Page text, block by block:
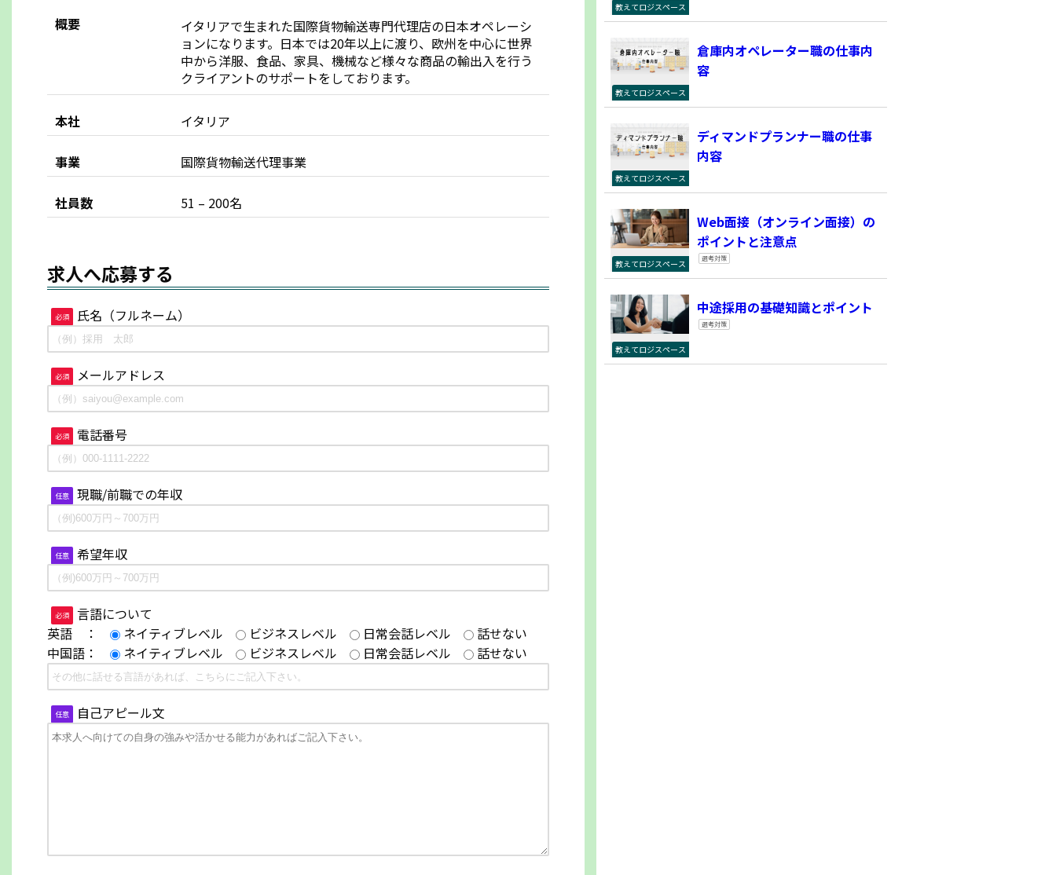
概要
イタリアで生まれた国際貨物輸送専門代理店の日本オペレーシ
ョンになります。日本では20年以上に渡り、欧州を中心に世界
中から洋服、食品、家具、機械など様々な商品の輸出入を行う
クライアントのサポートをしております。
本社 イタリア
事業 国際貨物輸送代理事業
社員数 51 – 200名
求人へ応募する
必須 氏名（フルネーム）
必須 メールアドレス
必須 電話番号
任意 現職/前職での年収
任意 希望年収
必須
言語について
英語 ：
ネイティブレベル ビジネスレベル 日常会話レベル
話せない
中国語：
ネイティブレベル ビジネスレベル 日常会話レベル 話せない
任意 自己アピール文
教えてロジスペース
教えてロジスペース
倉庫内オペレーター職の仕事内
容
教えてロジスペース
ディマンドプランナー職の仕事
内容
教えてロジスペース
Web面接（オンライン面接）の
ポイントと注意点
選考対策
教えてロジスペース
中途採用の基礎知識とポイント
選考対策